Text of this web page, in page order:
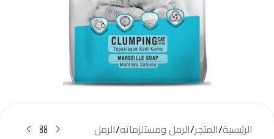
الرئيسية/المتجر/الرمل ومستلزماته/الرمل